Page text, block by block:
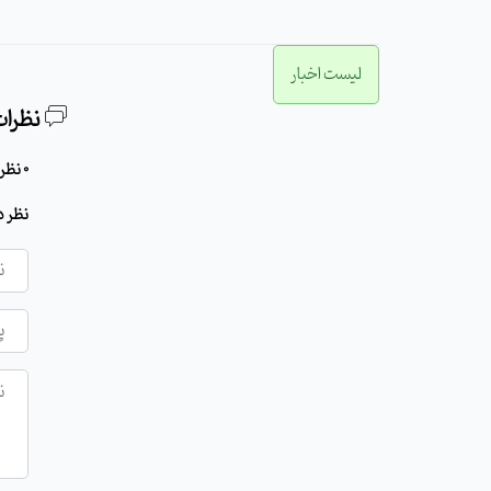
لیست اخبار
0 نظر برای این مطلب وجود دارد
نظر